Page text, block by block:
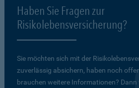
Haben Sie Fragen zur
Risikolebensversicherung?
Sie möchten sich mit der
zuverlässig absichern, haben noch
brauchen weitere Informationen? Dann